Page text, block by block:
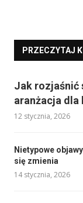
PRZECZYTAJ
Jak rozjaśnić
aranżacja dla
12 stycznia, 2026
Nietypowe
się zmienia
14 stycznia, 2026